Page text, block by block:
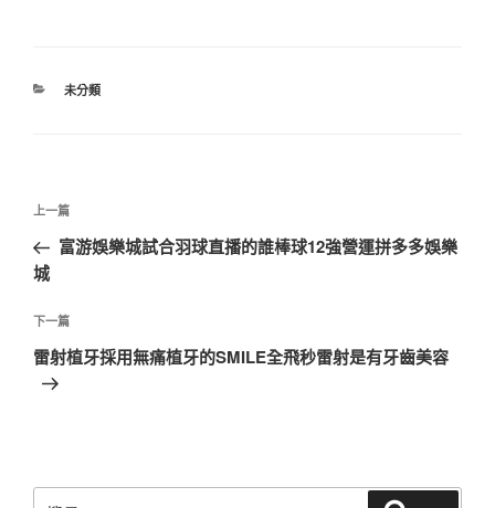
分
未分類
文
導
覽
上
一
篇
章
上一篇
富游娛樂城試合羽球直播的誰棒球12強營運拼多多娛樂
城
下
一
篇
下一篇
雷射植牙採用無痛植牙的SMILE全飛秒雷射是有牙齒美容